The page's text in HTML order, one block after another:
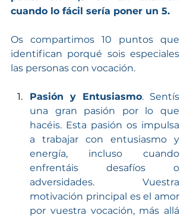
cuando lo fácil sería poner un 5.
Os compartimos 10 puntos que
identifican porqué sois especiales
las personas con vocación.
Pasión y Entusiasmo. Sentís
una gran pasión por lo que
hacéis. Esta pasión os impulsa
a trabajar con entusiasmo y
energía, incluso cuando
enfrentáis desafíos o
adversidades. Vuestra
motivación principal es el amor
por vuestra vocación, más allá